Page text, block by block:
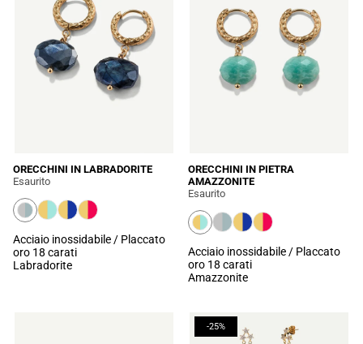
ORECCHINI IN LABRADORITE
Esaurito
Acciaio inossidabile / Placcato
oro 18 carati
Labradorite
ORECCHINI IN PIETRA
AMAZZONITE
Esaurito
Acciaio inossidabile / Placcato
oro 18 carati
Amazzonite
-25%